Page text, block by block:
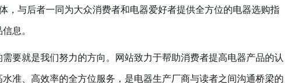
，与后者一同为大众消费者和电器爱好者提供全方位的电器选购指
息。
就是我们努力的方向。网站致力于帮助消费者提高电器产品的认
准、高效率的全方位服务，是电器生产厂商与读者之间沟通桥梁的